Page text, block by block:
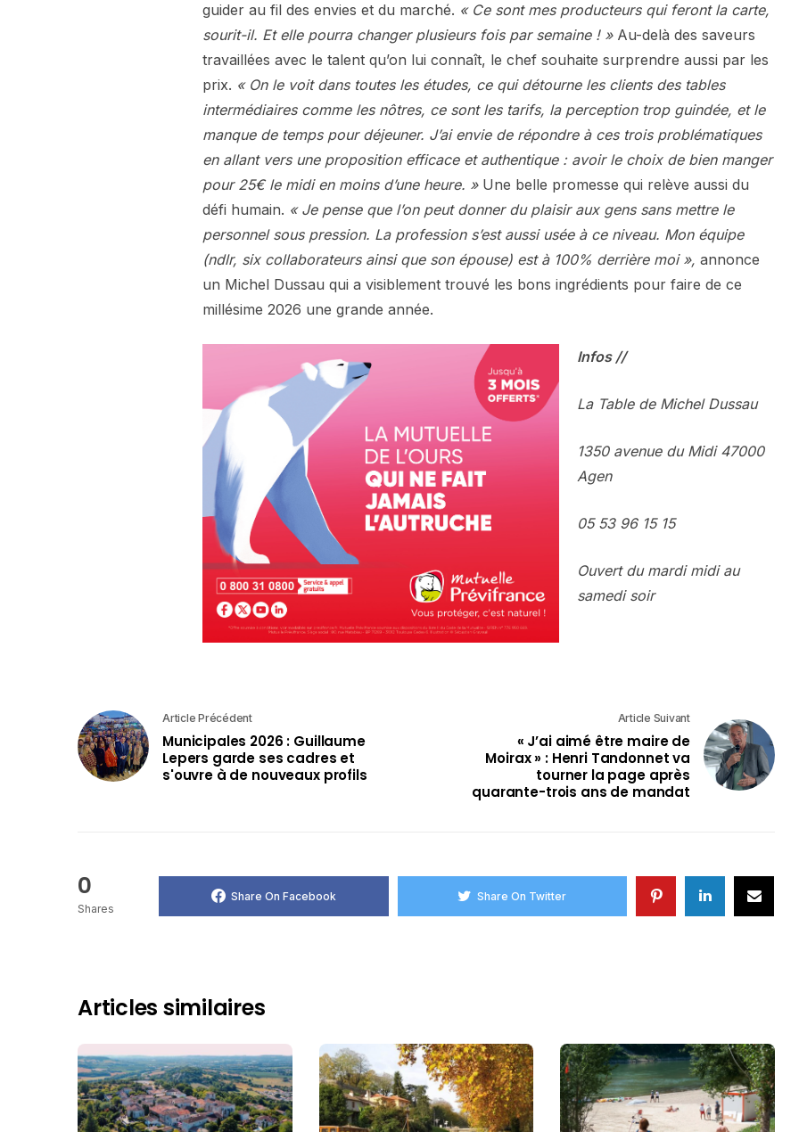
guider au fil des envies et du marché. « Ce sont mes producteurs qui feront la carte,
sourit-il. Et elle pourra changer plusieurs fois par semaine ! » Au-delà des saveurs
travaillées avec le talent qu’on lui connaît, le chef souhaite surprendre aussi par les
prix. « On le voit dans toutes les études, ce qui détourne les clients des tables
intermédiaires comme les nôtres, ce sont les tarifs, la perception trop guindée, et le
manque de temps pour déjeuner. J’ai envie de répondre à ces trois problématiques
en allant vers une proposition efficace et authentique : avoir le choix de bien manger
pour 25€ le midi en moins d’une heure. » Une belle promesse qui relève aussi du
défi humain. « Je pense que l’on peut donner du plaisir aux gens sans mettre le
personnel sous pression. La profession s’est aussi usée à ce niveau. Mon équipe
(ndlr, six collaborateurs ainsi que son épouse) est à 100% derrière moi », annonce
un Michel Dussau qui a visiblement trouvé les bons ingrédients pour faire de ce
millésime 2026 une grande année.
Infos //
La Table de Michel Dussau
1350 avenue du Midi 47000
Agen
05 53 96 15 15
Ouvert du mardi midi au
samedi soir
Article Précédent
Municipales 2026 : Guillaume
Lepers garde ses cadres et
s'ouvre à de nouveaux profils
Article Suivant
« J’ai aimé être maire de
Moirax » : Henri Tandonnet va
tourner la page après
quarante-trois ans de mandat
0
Shares
Share On Facebook Share On Twitter
Articles similaires